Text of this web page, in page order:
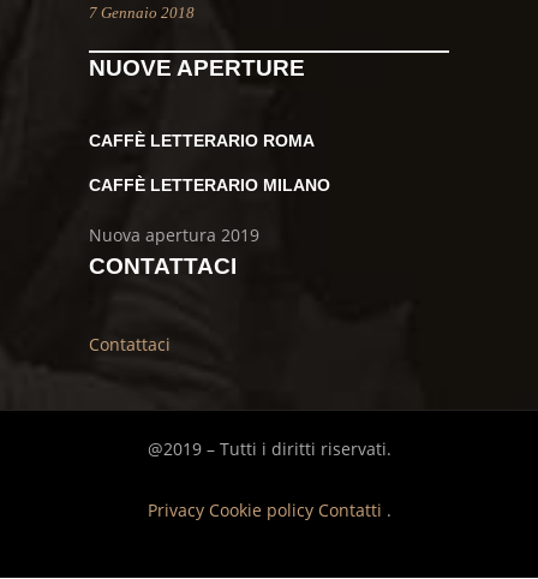
7 Gennaio 2018
NUOVE APERTURE
CAFFÈ LETTERARIO ROMA
CAFFÈ LETTERARIO MILANO
Nuova apertura 2019
CONTATTACI
Contattaci
@2019 – Tutti i diritti riservati.
Privacy Cookie policy Contatti .